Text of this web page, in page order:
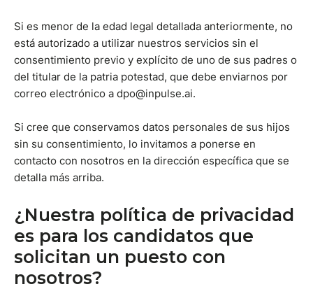
Si es menor de la edad legal detallada anteriormente, no
está autorizado a utilizar nuestros servicios sin el
consentimiento previo y explícito de uno de sus padres o
del titular de la patria potestad, que debe enviarnos por
correo electrónico a dpo@inpulse.ai.
Si cree que conservamos datos personales de sus hijos
sin su consentimiento, lo invitamos a ponerse en
contacto con nosotros en la dirección específica que se
detalla más arriba.
¿Nuestra política de privacidad
es para los candidatos que
solicitan un puesto con
nosotros?